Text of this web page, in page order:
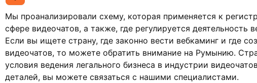
Мы проанализировали схему, которая применяется к
сфере видеочатов, а также, где регулируется деятельность
Если вы ищете страну, где законно вести вебкаминг и где
видеочатов, то можете обратить внимание на Румынию.
условия ведения легального бизнеса в индустрии
деталей, вы можете связаться с нашими специалистами.